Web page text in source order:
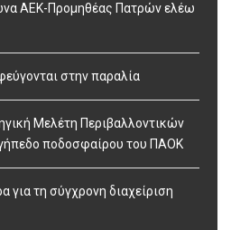
ΑΕΚ-Προμηθέας Πατρών ελέω
στην παραλία
Μελέτη Περιβαλλοντικών
ποδοσφαίρου του ΠΑΟΚ
για τη σύγχρονη διαχείριση